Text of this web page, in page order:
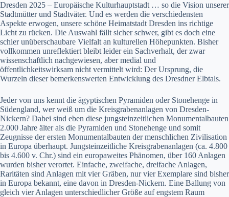
Dresden 2025 – Europäische Kulturhauptstadt … so die Vision unserer
Stadtmütter und Stadtväter. Und es werden die verschiedensten
Aspekte erwogen, unsere schöne Heimatstadt Dresden ins richtige
Licht zu rücken. Die Auswahl fällt sicher schwer, gibt es doch eine
schier unüberschaubare Vielfalt an kulturellen Höhepunkten. Bisher
vollkommen unreflektiert bleibt leider ein Sachverhalt, der zwar
wissenschaftlich nachgewiesen, aber medial und
öffentlichkeitswirksam nicht vermittelt wird: Der Ursprung, die
Wurzeln dieser bemerkenswerten Entwicklung des Dresdner Elbtals.
Jeder von uns kennt die ägyptischen Pyramiden oder Stonehenge in
Südengland, wer weiß um die Kreisgrabenanlagen von Dresden-
Nickern? Dabei sind eben diese jungsteinzeitlichen Monumentalbauten
2.000 Jahre älter als die Pyramiden und Stonehenge und somit
Zeugnisse der ersten Monumentalbauten der menschlichen Zivilisation
in Europa überhaupt. Jungsteinzeitliche Kreisgrabenanlagen (ca. 4.800
bis 4.600 v. Chr.) sind ein europaweites Phänomen, über 160 Anlagen
wurden bisher verortet. Einfache, zweifache, dreifache Anlagen,
Raritäten sind Anlagen mit vier Gräben, nur vier Exemplare sind bisher
in Europa bekannt, eine davon in Dresden-Nickern. Eine Ballung von
gleich vier Anlagen unterschiedlicher Größe auf engstem Raum